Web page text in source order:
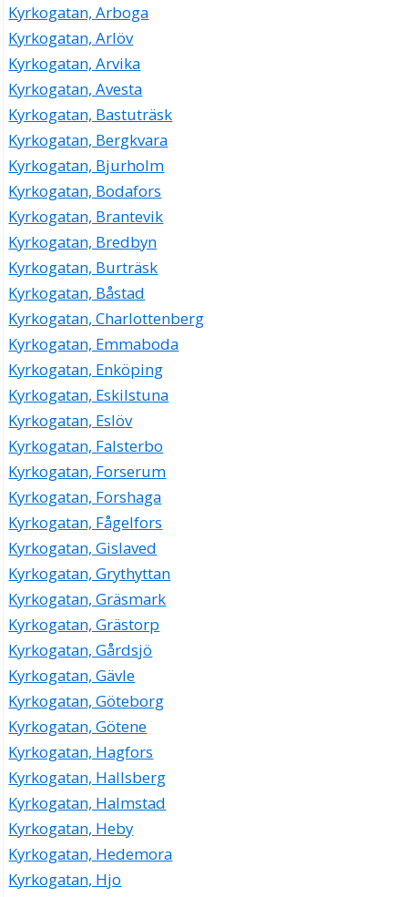
Kyrkogatan, Arboga
Kyrkogatan, Arlöv
Kyrkogatan, Arvika
Kyrkogatan, Avesta
Kyrkogatan, Bastuträsk
Kyrkogatan, Bergkvara
Kyrkogatan, Bjurholm
Kyrkogatan, Bodafors
Kyrkogatan, Brantevik
Kyrkogatan, Bredbyn
Kyrkogatan, Burträsk
Kyrkogatan, Båstad
Kyrkogatan, Charlottenberg
Kyrkogatan, Emmaboda
Kyrkogatan, Enköping
Kyrkogatan, Eskilstuna
Kyrkogatan, Eslöv
Kyrkogatan, Falsterbo
Kyrkogatan, Forserum
Kyrkogatan, Forshaga
Kyrkogatan, Fågelfors
Kyrkogatan, Gislaved
Kyrkogatan, Grythyttan
Kyrkogatan, Gräsmark
Kyrkogatan, Grästorp
Kyrkogatan, Gårdsjö
Kyrkogatan, Gävle
Kyrkogatan, Göteborg
Kyrkogatan, Götene
Kyrkogatan, Hagfors
Kyrkogatan, Hallsberg
Kyrkogatan, Halmstad
Kyrkogatan, Heby
Kyrkogatan, Hedemora
Kyrkogatan, Hjo